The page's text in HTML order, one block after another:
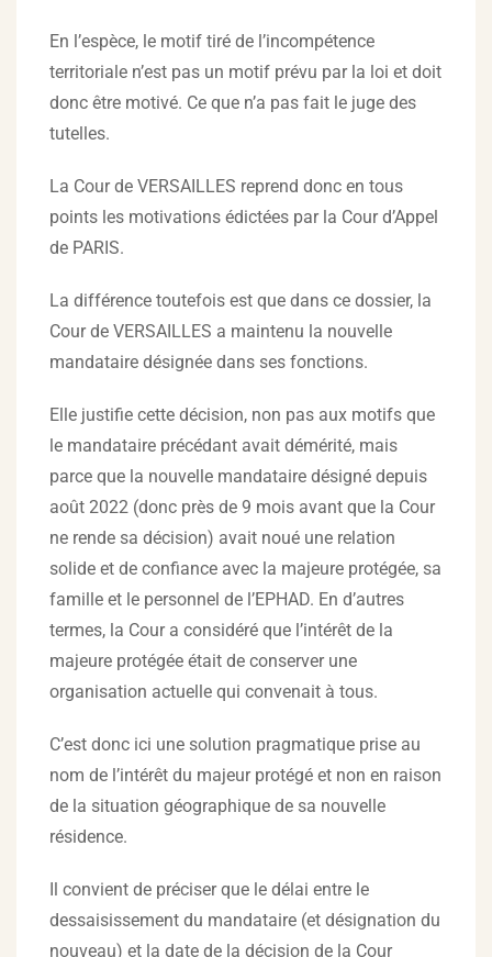
En l’espèce, le motif tiré de l’incompétence
territoriale n’est pas un motif prévu par la loi et doit
donc être motivé. Ce que n’a pas fait le juge des
tutelles.
La Cour de VERSAILLES reprend donc en tous
points les motivations édictées par la Cour d’Appel
de PARIS.
La différence toutefois est que dans ce dossier, la
Cour de VERSAILLES a maintenu la nouvelle
mandataire désignée dans ses fonctions.
Elle justifie cette décision, non pas aux motifs que
le mandataire précédant avait démérité, mais
parce que la nouvelle mandataire désigné depuis
août 2022 (donc près de 9 mois avant que la Cour
ne rende sa décision) avait noué une relation
solide et de confiance avec la majeure protégée, sa
famille et le personnel de l’EPHAD. En d’autres
termes, la Cour a considéré que l’intérêt de la
majeure protégée était de conserver une
organisation actuelle qui convenait à tous.
C’est donc ici une solution pragmatique prise au
nom de l’intérêt du majeur protégé et non en raison
de la situation géographique de sa nouvelle
résidence.
Il convient de préciser que le délai entre le
dessaisissement du mandataire (et désignation du
nouveau) et la date de la décision de la Cour